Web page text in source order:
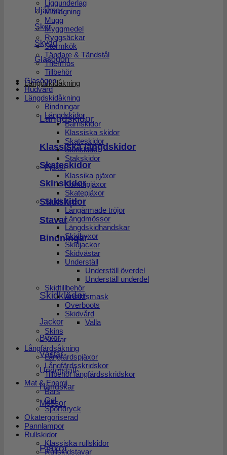
Hjälmar
Skor
Skydd
Glasögon
Längdskidåkning
Längdskidor
Klassiska längdskidor
Skateskidor
Skinskidor
Stakskidor
Stavar
Bindningar
Skidkläder
Jackor
Byxor
Västar
Underställ
Handskar
Mössor
Pjäxor
Liggunderlag
Matlagning
Mugg
Myggmedel
Ryggsäckar
Stormkök
Tändare & Tändstål
Thermos
Tillbehör
Glasögon
Hudvård
Längdskidåkning
Bindningar
Längdskidor
Barnskidor
Klassiska skidor
Skateskidor
Skinskidor
Stakskidor
Pjäxor
Klassika pjäxor
Kombipjäxor
Skatepjäxor
Skidkläder
Långärmade tröjor
Längdmössor
Längdskidhandskar
Skidbyxor
Skidjackor
Skidvästar
Underställ
Underställ överdel
Underställ underdel
Skidtillbehör
Ansiktsmask
Overboots
Skidvård
Valla
Skins
Stavar
Långfärdsåkning
Långfärdspjäxor
Långfärdsskridskor
Tillbehör långfärdsskridskor
Mat & Energi
Bars
Gel
Sportdryck
Okatergoriserad
Pannlampor
Rullskidor
Klassiska rullskidor
Rullskidstavar